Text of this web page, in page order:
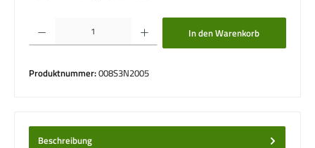
Produkt Anzahl: Gib den gewünschten Wert ein oder benutze die Schaltflächen um
In den Warenkorb
Produktnummer:008S3N2005
Beschreibung